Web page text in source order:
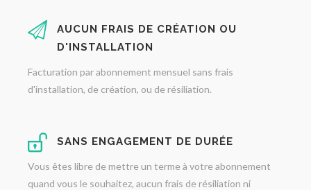
AUCUN FRAIS DE CRÉATION OU
D'INSTALLATION
Facturation par abonnement mensuel sans frais
d'installation, de création, ou de résiliation.
SANS ENGAGEMENT DE DURÉE
Vous êtes libre de mettre un terme à votre abonnement
quand vous le souhaitez, aucun frais de résiliation ni